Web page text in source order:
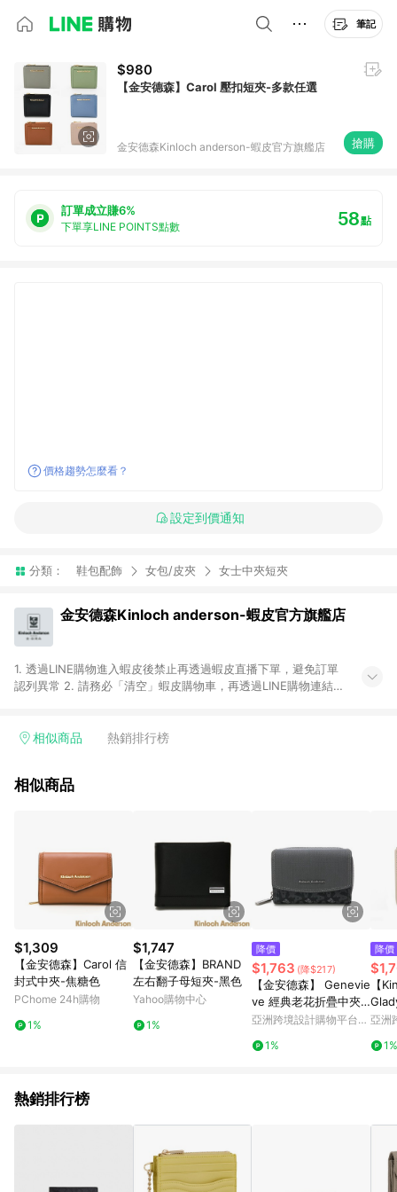
筆記
$980
【金安德森】Carol 壓扣短夾-多款任選
金安德森Kinloch anderson-蝦皮官方旗艦店 搶購
訂單成立賺6%
下單享LINE POINTS點數 58點
價格趨勢怎麼看？
設定到價通知
分類： 鞋包配飾 女包/皮夾 女士中夾短夾
金安德森Kinloch anderson-蝦皮官方旗艦店
1. 透過LINE購物進入蝦皮後禁止再透過蝦皮直播下單，避免訂單
認列異常 2. 請務必「清空」蝦皮購物車，再透過LINE購物連結至
交易後，想下第二張訂單，請重新從LINE購物連結至蝦皮商店進
隸屬於蝦皮商城，點數回饋請依照「蝦皮超市」商店頁為主。 6.
入同一筆返點上限進行計算 9. 用戶需於同一瀏覽器進行交易（若
自動跳轉 APP，請在 APP交易）。 10. 若使用不同物流或付款方
式，將拆分成不同筆訂單編號發送通知。 11. 若使用折價券折抵，
可能會有攤提折抵導致訂單金額些微落差 12. 蝦皮會將LINE的導
購跳轉紀錄與蝦皮的會員ID進行綁定，若後續七天內未透過其他
媒體來源導入蝦皮官網，則七天內於該蝦皮帳號下訂的首筆訂單
會被蝦皮認列為該LINE用戶導購跳轉時所成立之訂單。 13. 若同
一用戶使用一個以上蝦皮帳號透過LINE購物進行導購，將可能導
致無法收到導購通知，亦可能無法收到點數，再請留意。 14. 請
注意以下行為將可能導致無法取得 LINE POINTS 點數回饋資格：
使用非指定之途徑及方式完成交易，或經由蝦皮系統判斷點擊路
徑不符合回饋資格或規則者。 15. 若有贈點爭議，請務必於訂單
LINE購物訂單紀錄已呈現：「非本次前往蝦皮商店之品項，不符
合回饋資格」，則不受理此案件。 [注意事項] 1.如導購途中用戶
由網頁版(電腦版/手機版網頁)切換為 App 會造成追蹤中斷而無法
新透過LINE購物前往蝦皮商城，否則無法進行LINE POINTS 回
相似商品 熱銷排行榜
相似商品
$1,309
【金安德森】Carol 信
封式中夾-焦糖色
PChome 24h購物
1%
$1,747
【金安德森】BRAND
左右翻子母短夾-黑色
Yahoo購物中心
1%
降價
$1,763 (降$217)
【金安德森】 Genevie
ve 經典老花折疊中夾-
碳黑
亞洲跨境設計購物平台
1%
降價
【
夾-
亞洲
1%
熱銷排行榜